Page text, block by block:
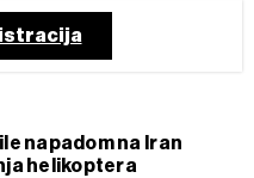
napadom na Iran
helikoptera